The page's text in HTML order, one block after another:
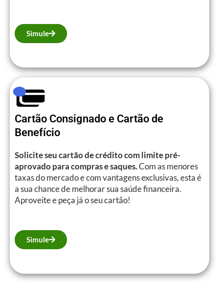
Simule
Cartão Consignado e Cartão de
Benefício
Solicite seu cartão de crédito com limite pré-
aprovado para compras e saques.Com as menores
taxas do mercado e com vantagens exclusivas, esta é
a sua chance de melhorar sua saúde financeira.
Aproveite e peça já o seu cartão!
Simule